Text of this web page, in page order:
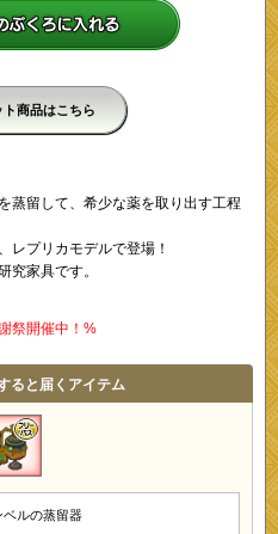
ト商品はこちら
蒸留して、希少な薬を取り出す工程
レプリカモデルで登場！
究家具です。
祭開催中！%
ると届くアイテム
ベルの蒸留器